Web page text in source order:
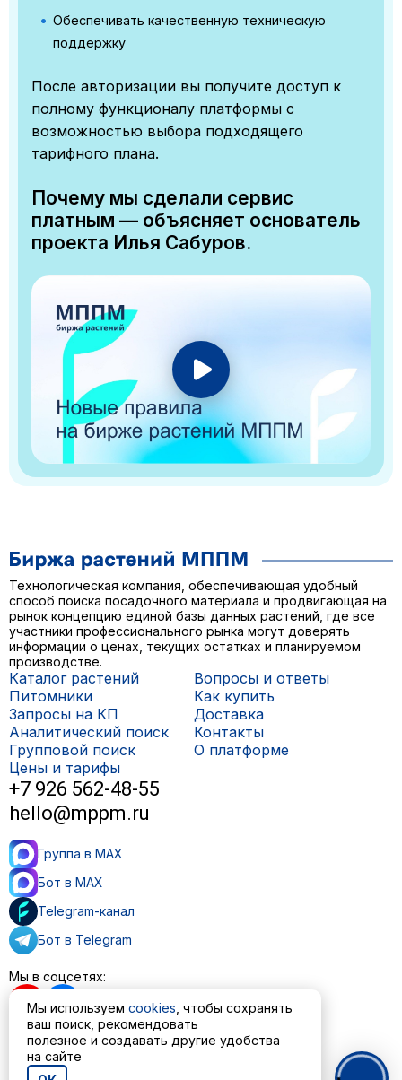
Обеспечивать качественную техническую
поддержку
После авторизации вы получите доступ к
полному функционалу платформы с
возможностью выбора подходящего
тарифного плана.
Почему мы сделали сервис
платным — объясняет основатель
проекта Илья Сабуров.
Технологическая компания, обеспечивающая удобный
способ поиска посадочного материала и продвигающая на
рынок концепцию единой базы данных растений, где все
участники профессионального рынка могут доверять
информации о ценах, текущих остатках и планируемом
производстве.
Каталог растений
Питомники
Запросы на КП
Аналитический поиск
Групповой поиск
Цены и тарифы
Вопросы и ответы
Как купить
Доставка
Контакты
О платформе
+7 926 562-48-55
hello@mppm.ru
Группа в MAX
Бот в MAX
Telegram-канал
Бот в Telegram
Мы в соцсетях:
Пользовательское соглашение
Политика обработки персональных данных
Мы используем cookies , чтобы сохранять
ваш поиск, рекомендовать
полезное и создавать другие удобства
на сайте